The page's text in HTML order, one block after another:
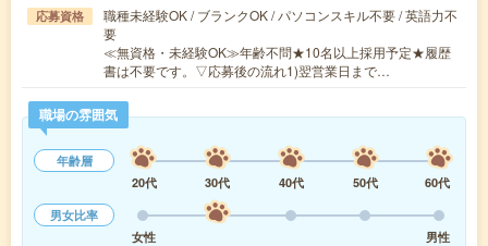
応募資格
職種未経験OK / ブランクOK / パソコンスキル不要 / 英語力不
要
≪無資格・未経験OK≫年齢不問★10名以上採用予定★履歴
書は不要です。▽応募後の流れ1)翌営業日まで…
職場の雰囲気
年齢層
20代
30代 40代 50代
60代
男女比率
女性
男性